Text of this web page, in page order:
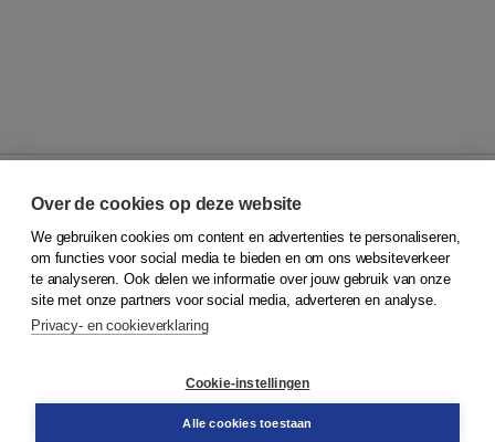
© 2026Koninklijke Boom uitgevers
Klantenservice
Service & informatie
Contact
Over de cookies op deze website
We gebruiken cookies om content en advertenties te personaliseren,
om functies voor social media te bieden en om ons websiteverkeer
te analyseren. Ook delen we informatie over jouw gebruik van onze
site met onze partners voor social media, adverteren en analyse.
Privacy- en cookieverklaring
Cookie-instellingen
Alle cookies toestaan